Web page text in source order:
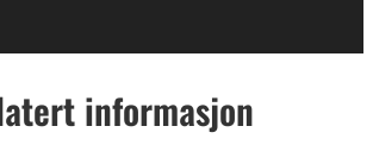
informasjon